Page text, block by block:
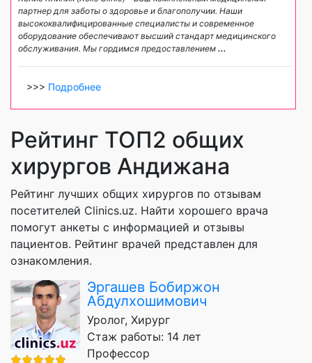
партнер для заботы о здоровье и благополучии. Наши
высококвалифицированные специалисты и современное
оборудование обеспечивают высший стандарт медицинского
обслуживания. Мы гордимся предоставлением ...
>>> Подробнее
Рейтинг ТОП2 общих
хирургов Андижана
Рейтинг лучших общих хирургов по отзывам
посетителей Clinics.uz. Найти хорошего врача
помогут анкеты с информацией и отзывы
пациентов. Рейтинг врачей представлен для
ознакомления.
Эргашев Бобиржон
Абдулхошимович
Уролог, Хирург
Стаж работы: 14 лет
Профессор